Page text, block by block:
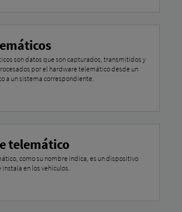
son datos que son capturados, transmitidos y
​​por el hardware telemático desde un
a un sistema correspondiente.
telemático
como su nombre indica, es un dispositivo
en los vehículos.